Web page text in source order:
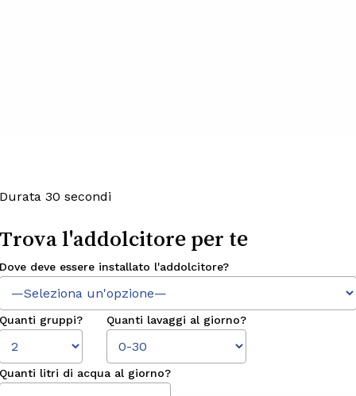
Durata 30 secondi
Trova l'addolcitore per te
Dove deve essere installato l'addolcitore?
Quanti gruppi? Quanti lavaggi al giorno?
Quanti litri di acqua al giorno?